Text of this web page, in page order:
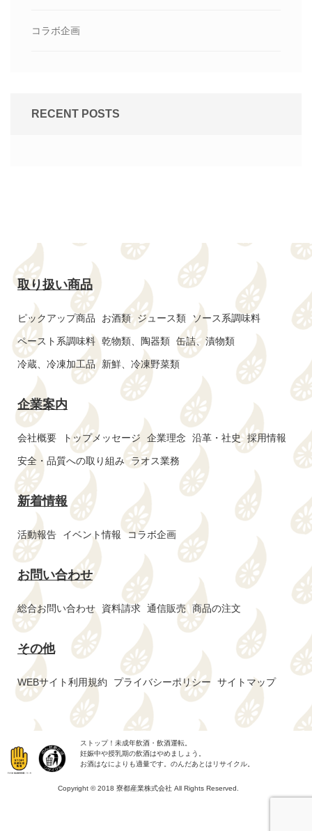
コラボ企画
RECENT POSTS
取り扱い商品
ピックアップ商品 お酒類 ジュース類 ソース系調味料
ペースト系調味料 乾物類、陶器類 缶詰、漬物類
冷蔵、冷凍加工品 新鮮、冷凍野菜類
企業案内
会社概要 トップメッセージ 企業理念 沿革・社史 採用情報
安全・品質への取り組み ラオス業務
新着情報
活動報告 イベント情報 コラボ企画
お問い合わせ
総合お問い合わせ 資料請求 通信販売 商品の注文
その他
WEBサイト利用規約 プライバシーポリシー サイトマップ
ストップ！未成年飲酒・飲酒運転。
妊娠中や授乳期の飲酒はやめましょう。
お酒はなによりも適量です。のんだあとはリサイクル。
Copyright © 2018 寮都産業株式会社 All Rights Reserved.